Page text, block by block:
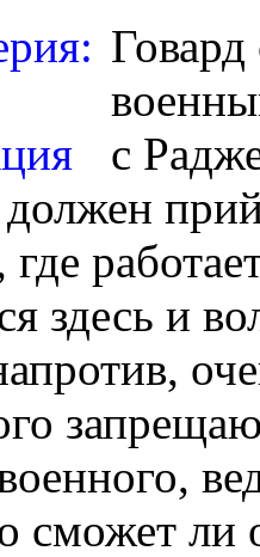
с
должен
где
здесь и
сможет ли